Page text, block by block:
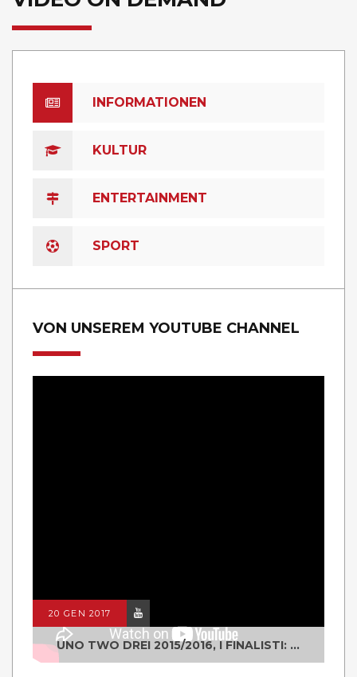
INFORMATIONEN
KULTUR
ENTERTAINMENT
SPORT
VON UNSEREM YOUTUBE CHANNEL
20 GEN 2017
UNO TWO DREI 2015/2016, I FINALISTI: CLASSE IV ALS ISTITUTO "DEGASPERI" BORGO VALSUGANA